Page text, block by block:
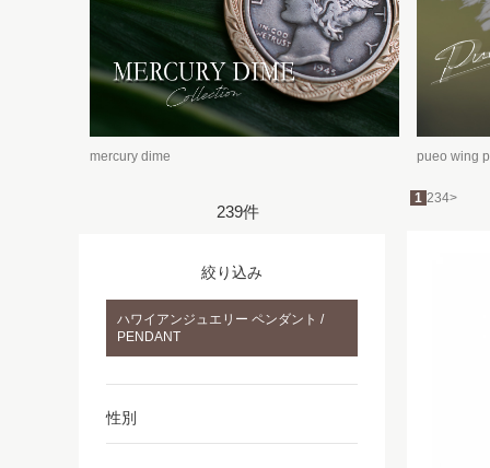
mercury dime pueo wing
1 234>
239件
絞り込み
ハワイアンジュエリー ペンダント /
PENDANT
性別